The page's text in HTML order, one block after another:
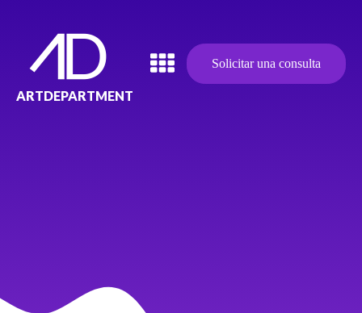
ARTDEPARTMENT
Solicitar una consulta